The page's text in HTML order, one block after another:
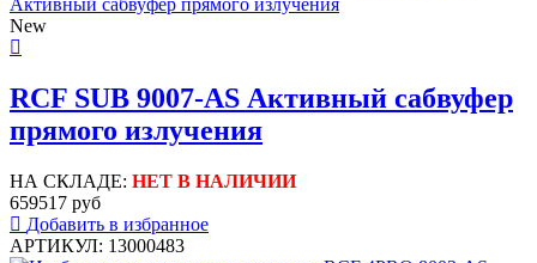
New
RCF SUB 9007-AS Активный сабвуфер
прямого излучения
НА СКЛАДЕ: НЕТ В НАЛИЧИИ
659517 руб
Добавить в избранное
АРТИКУЛ: 13000483